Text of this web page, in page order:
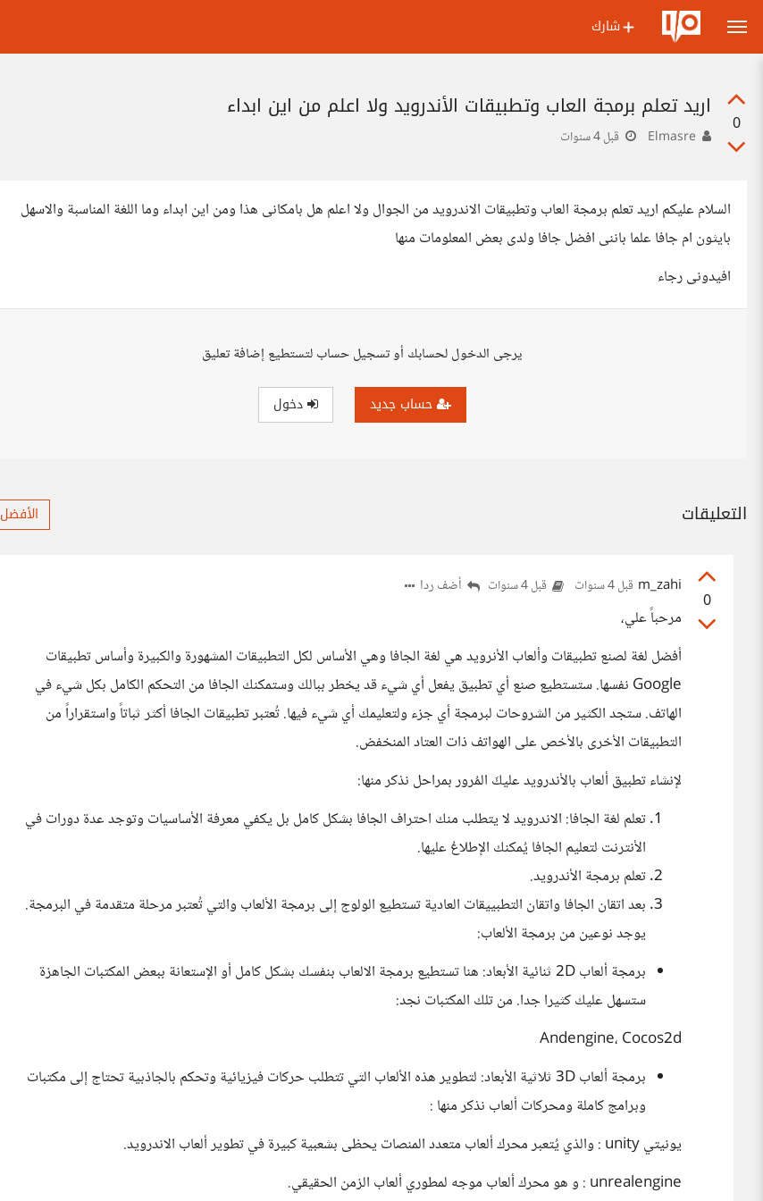
شارك
0
اريد تعلم برمجة العاب وتطبيقات الأندرويد ولا اعلم من اين ابداء
قبل 4 سنوات
السلام عليكم اريد تعلم برمجة العاب وتطبيقات الاندرويد من الجوال ولا اعلم هل بامكانى هذا ومن اين ابداء وما اللغة المناسبة والاسهل
بايثون ام جافا علما باننى افضل جافا ولدى بعض المعلومات منها
افيدونى رجاء
يرجى الدخول لحسابك أو تسجيل حساب لتستطيع إضافة تعليق
حساب جديد دخول
التعليقات الأفضل
0
m_zahi قبل 4 سنوات قبل 4 سنوات أضف ردا
مرحباً علي،
أفضل لغة لصنع تطبيقات وألعاب الأنرويد هي لغة الجافا وهي الأساس لكل التطبيقات المشهورة والكبيرة وأساس تطبيقات
Google نفسها. ستستطيع صنع أي تطبيق يفعل أي شيء قد يخطر ببالك وستمكنك الجافا من التحكم الكامل بكل شيء في
الهاتف. ستجد الكثير من الشروحات لبرمجة أي جزء ولتعليمك أي شيء فيها. تُعتبر تطبيقات الجافا أكثر ثباتاً واستقراراً من
التطبيقات الأخرى بالأخص على الهواتف ذات العتاد المنخفض.
لإنشاء تطبيق ألعاب بالأندرويد عليكَ المُرور بمراحل نذكر منها:
تعلم لغة الجافا: الاندرويد لا يتطلب منك احتراف الجافا بشكل كامل بل يكفي معرفة الأساسيات وتوجد عدة دورات في
الأنترنت لتعليم الجافا يُمكنك الإطلاعُ عليها.
تعلم برمجة الأندرويد.
بعد اتقان الجافا واتقان التطبييقات العادية تستطيع الولوج إلى برمجة الألعاب والتي تُعتبر مرحلة متقدمة في البرمجة.
يوجد نوعين من برمجة الألعاب:
برمجة ألعاب 2D ثنائية الأبعاد: هنا تستطيع برمجة الالعاب بنفسك بشكل كامل أو الإستعانة ببعض المكتبات الجاهزة
ستسهل عليك كثيرا جدا. من تلك المكتبات نجد:
Andengine، Cocos2d
برمجة ألعاب 3D ثلاثية الأبعاد: لتطوير هذه الألعاب التي تتطلب حركات فيزيائية وتحكم بالجاذبية تحتاج إلى مكتبات
وبرامج كاملة ومحركات ألعاب نذكر منها :
يونيتي unity : والذي يُتعبر محرك ألعاب متعدد المنصات يحظى بشعبية كبيرة في تطوير ألعاب الاندرويد.
unrealengine : و هو محرك ألعاب موجه لمطوري ألعاب الزمن الحقيقي.